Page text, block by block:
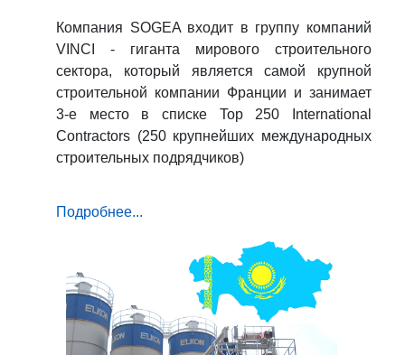
Компания SOGEA входит в группу компаний
VINCI - гиганта мирового строительного
сектора, который является самой крупной
строительной компании Франции и занимает
3-е место в списке Top 250 International
Contractors (250 крупнейших международных
строительных подрядчиков)
Подробнее...